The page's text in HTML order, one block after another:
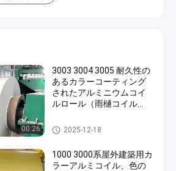
00:26
3003 3004 3005 耐久性の
あるカラーコーティング
されたアルミニウムコイ
ルロール（雨樋コイル
色の上塗を施してあるアルミ
ニウム コイル
2025-12-18
1000 3000系屋外建築用カ
ラーアルミコイル、色の